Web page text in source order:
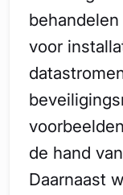
voor
de hand
Daarnaast